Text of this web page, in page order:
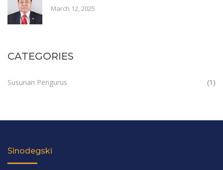
March 12, 2025
CATEGORIES
Susunan Pengurus (1)
Sinodegski